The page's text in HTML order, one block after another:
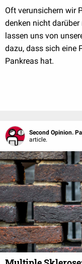
Oft verunsichern wir
denken nicht
lassen uns von
dazu, dass sich eine
Pankreas hat.
Second Opinion.
article.